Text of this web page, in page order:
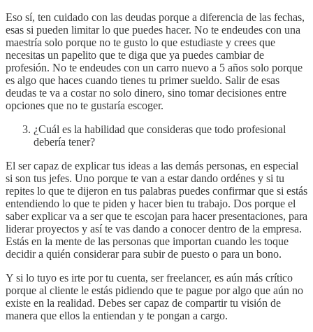
Eso sí, ten cuidado con las deudas porque a diferencia de las fechas,
esas si pueden limitar lo que puedes hacer. No te endeudes con una
maestría solo porque no te gusto lo que estudiaste y crees que
necesitas un papelito que te diga que ya puedes cambiar de
profesión. No te endeudes con un carro nuevo a 5 años solo porque
es algo que haces cuando tienes tu primer sueldo. Salir de esas
deudas te va a costar no solo dinero, sino tomar decisiones entre
opciones que no te gustaría escoger.
¿Cuál es la habilidad que consideras que todo profesional
debería tener?
El ser capaz de explicar tus ideas a las demás personas, en especial
si son tus jefes. Uno porque te van a estar dando ordénes y si tu
repites lo que te dijeron en tus palabras puedes confirmar que si estás
entendiendo lo que te piden y hacer bien tu trabajo. Dos porque el
saber explicar va a ser que te escojan para hacer presentaciones, para
liderar proyectos y así te vas dando a conocer dentro de la empresa.
Estás en la mente de las personas que importan cuando les toque
decidir a quién considerar para subir de puesto o para un bono.
Y si lo tuyo es irte por tu cuenta, ser freelancer, es aún más crítico
porque al cliente le estás pidiendo que te pague por algo que aún no
existe en la realidad. Debes ser capaz de compartir tu visión de
manera que ellos la entiendan y te pongan a cargo.